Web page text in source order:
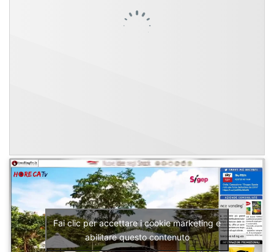
Fai clic per accettare i cookie marketing e
abilitare questo contenuto